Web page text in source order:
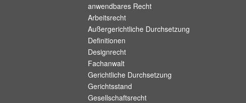
anwendbares Recht
Arbeitsrecht
Außergerichtliche Durchsetzung
Definitionen
Designrecht
Fachanwalt
Gerichtliche Durchsetzung
Gerichtsstand
Gesellschaftsrecht